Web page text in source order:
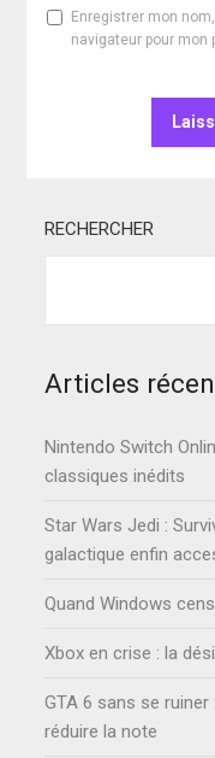
Enregistrer mon
navigateur pour mon
RECHERCHER
Articles
Nintendo Switch
classiques inédits
Star Wars Jedi :
galactique enfin
Quand Windows
Xbox en crise : la
GTA 6 sans se
réduire la note